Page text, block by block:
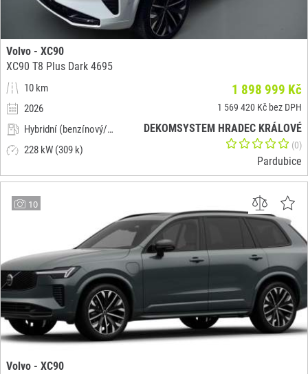
Volvo - XC90
XC90 T8 Plus Dark 4695
10 km
2026
Hybridní (benzínový/elektrický)
228 kW (309 k)
1 898 999 Kč
1 569 420 Kč bez DPH
DEKOMSYSTEM HRADEC KRÁLOVÉ
(0)
Pardubice
10
Volvo - XC90